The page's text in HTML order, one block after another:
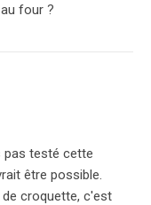
four ?
pas testé cette
être possible.
de croquette, c'est